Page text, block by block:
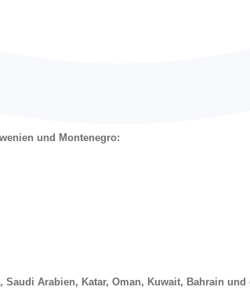
und Montenegro:
Arabien, Katar, Oman, Kuwait, Bahrain und